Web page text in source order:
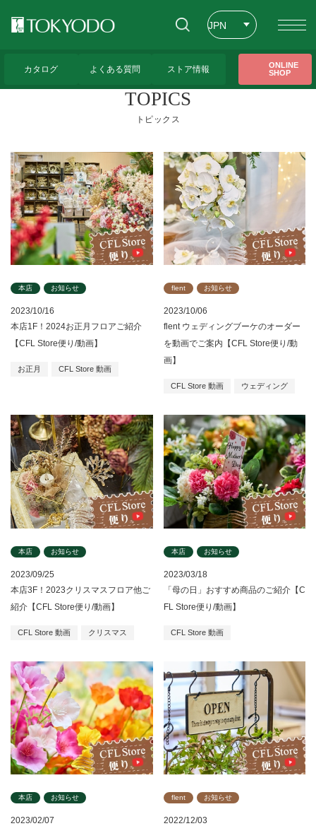
JPN
カタログ よくある質問 ストア情報
ONLINE
SHOP
TOPICS
トピックス
2023/10/16
本店 お知らせ
本店1F！2024お正月フロアご紹介
【CFL Store便り/動画】
お正月 CFL Store 動画
2023/10/06
flent お知らせ
flent ウェディングブーケのオーダー
を動画でご案内【CFL Store便り/動
画】
CFL Store 動画 ウェディング
2023/09/25
本店 お知らせ
本店3F！2023クリスマスフロア他ご
紹介【CFL Store便り/動画】
CFL Store 動画 クリスマス
2023/03/18
本店 お知らせ
「母の日」おすすめ商品のご紹介【C
FL Store便り/動画】
CFL Store 動画
2023/02/07
本店 お知らせ
2022/12/03
flent お知らせ